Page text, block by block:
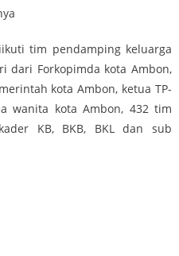
tim pendamping keluarga
dari Forkopimda kota Ambon,
kota Ambon, ketua TP-
wanita kota Ambon, 432 tim
KB, BKB, BKL dan sub